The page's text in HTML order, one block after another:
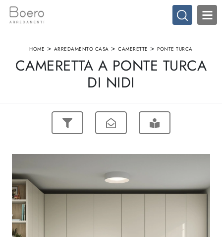
HOME > ARREDAMENTO CASA >CAMERETTE >PONTE TURCA
CAMERETTA A PONTE TURCA
DI NIDI